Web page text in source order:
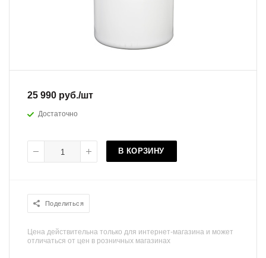
25 990 руб./шт
Достаточно
В КОРЗИНУ
Поделиться
Цена действительна только для интернет-магазина и может
отличаться от цен в розничных магазинах